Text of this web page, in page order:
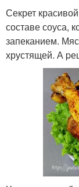
Секрет
составе соуса,
запеканием.
хрустящей. А